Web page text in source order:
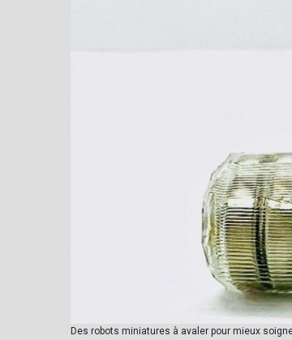
Des robots miniatures à avaler pour mieux